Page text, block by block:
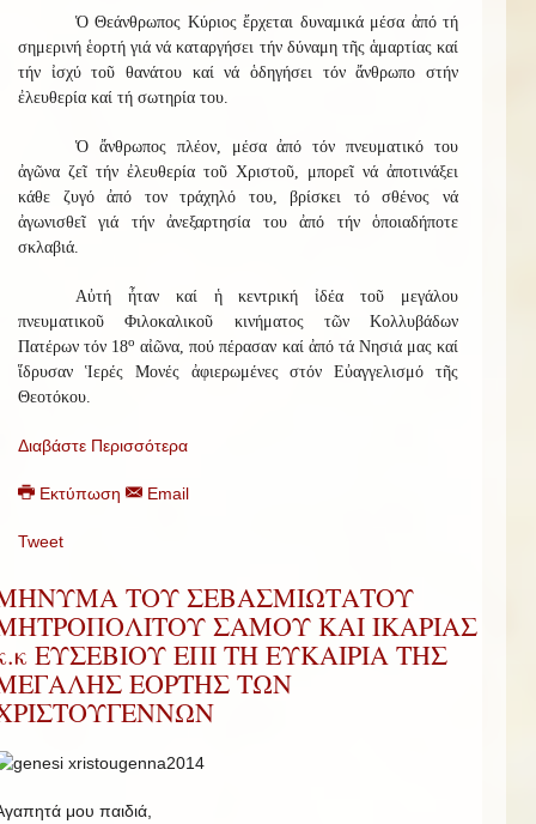
Ὁ Θεάνθρωπος Κύριος ἔρχεται δυναμικά μέσα ἀπό τή
σημερινή ἑορτή γιά νά καταργήσει τήν δύναμη τῆς ἁμαρτίας καί
τήν ἰσχύ τοῦ θανάτου καί νά ὁδηγήσει τόν ἄνθρωπο στήν
ἐλευθερία καί τή σωτηρία του.
Ὁ ἄνθρωπος πλέον, μέσα ἀπό τόν πνευματικό του
ἀγῶνα ζεῖ τήν ἐλευθερία τοῦ Χριστοῦ, μπορεῖ νά ἀποτινάξει
κάθε ζυγό ἀπό τον τράχηλό του, βρίσκει τό σθένος νά
ἀγωνισθεῖ γιά τήν ἀνεξαρτησία του ἀπό τήν ὁποιαδήποτε
σκλαβιά.
Αὐτή ἦταν καί ἡ κεντρική ἰδέα τοῦ μεγάλου
πνευματικοῦ Φιλοκαλικοῦ κινήματος τῶν Κολλυβάδων
Πατέρων τόν 18ο αἰῶνα, πού πέρασαν καί ἀπό τά Νησιά μας καί
ἵδρυσαν Ἱερές Μονές ἀφιερωμένες στόν Εὐαγγελισμό τῆς
Θεοτόκου.
Διαβάστε Περισσότερα
Εκτύπωση Email
Tweet
ΤΟΥ ΣΕΒΑΣΜΙΩΤΑΤΟΥ
ΣΑΜΟΥ ΚΑΙ ΙΚΑΡΙΑΣ
ΕΥΣΕΒΙΟΥ ΕΠΙ ΤΗ ΕΥΚΑΙΡΙΑ ΤΗΣ
ΕΟΡΤΗΣ ΤΩΝ
μου παιδιά,